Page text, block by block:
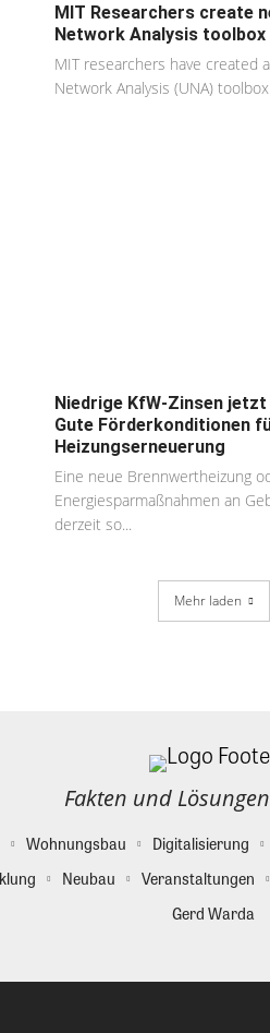
MIT Researchers create
Network Analysis toolbox
MIT researchers have created
Network Analysis (UNA)
Niedrige KfW-Zinsen
Gute Förderkonditionen
Heizungserneuerung
Eine neue Brennwertheizung
Energiesparmaßnahmen an
derzeit so...
Mehr laden
Fakten und
Wohnungsbau Digitalisierung
Neubau Veranstaltungen
Gerd Warda